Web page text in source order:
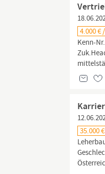
4.000 €
Kenn-
35.000